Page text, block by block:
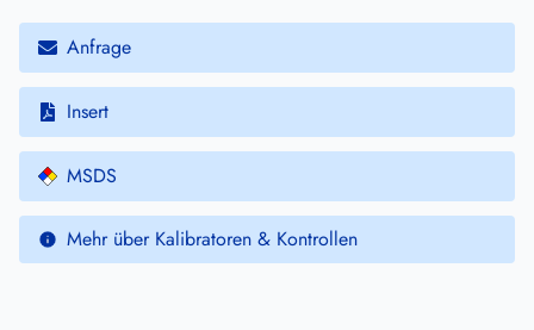
Anfrage
Insert
MSDS
Mehr über Kalibratoren & Kontrollen